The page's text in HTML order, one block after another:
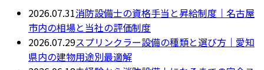
2026.07.31消防設備士の資格手当と昇給制度｜名古屋
市内の相場と当社の評価制度
2026.07.29スプリンクラー設備の種類と選び方｜愛知
県内の建物用途別最適解